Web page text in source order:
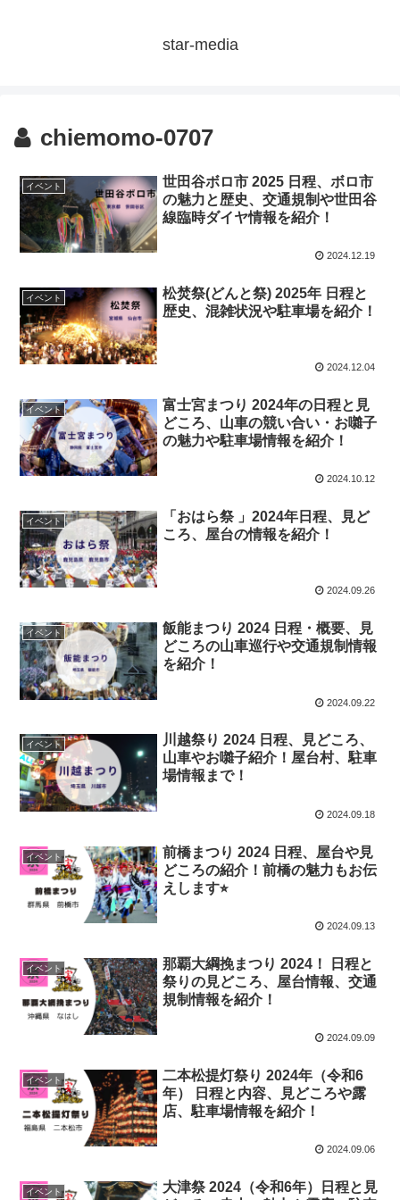
star-media
chiemomo-0707
イベント
世田谷ボロ市 2025 日程、ボロ市
の魅力と歴史、交通規制や世田谷
線臨時ダイヤ情報を紹介！
2024.12.19
イベント
松焚祭(どんと祭) 2025年 日程と
歴史、混雑状況や駐車場を紹介！
2024.12.04
イベント
富士宮まつり 2024年の日程と見
どころ、山車の競い合い・お囃子
の魅力や駐車場情報を紹介！
2024.10.12
イベント
「おはら祭 」2024年日程、見ど
ころ、屋台の情報を紹介！
2024.09.26
イベント
飯能まつり 2024 日程・概要、見
どころの山車巡行や交通規制情報
を紹介！
2024.09.22
イベント
川越祭り 2024 日程、見どころ、
山車やお囃子紹介！屋台村、駐車
場情報まで！
2024.09.18
イベント
前橋まつり 2024 日程、屋台や見
どころの紹介！前橋の魅力もお伝
えします⭐︎
2024.09.13
イベント
那覇大綱挽まつり 2024！ 日程と
祭りの見どころ、屋台情報、交通
規制情報を紹介！
2024.09.09
イベント
二本松提灯祭り 2024年（令和6
年） 日程と内容、見どころや露
店、駐車場情報を紹介！
2024.09.06
イベント
大津祭 2024（令和6年）日程と見